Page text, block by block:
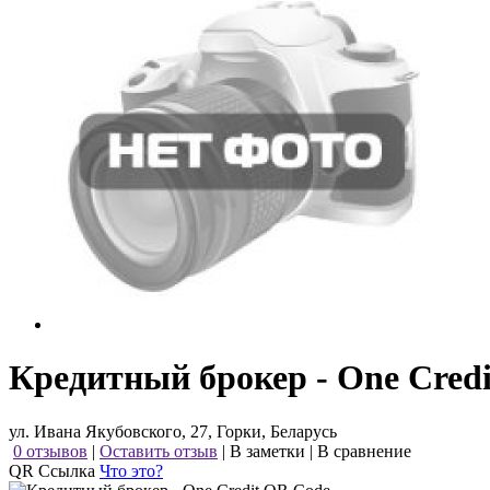
Кредитный брокер - One
ул. Ивана Якубовского, 27, Горки, Беларусь
0 отзывов | Оставить отзыв | В заметки | В сравнение
QR Ссылка Что это?